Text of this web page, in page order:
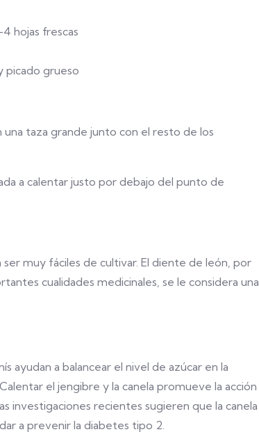
hojas frescas
picado grueso
taza grande junto con el resto de los
a calentar justo por debajo del punto de
muy fáciles de cultivar. El diente de león, por
cualidades medicinales, se le considera una
ayudan a balancear el nivel de azúcar en la
el jengibre y la canela promueve la acción
investigaciones recientes sugieren que la canela
a prevenir la diabetes tipo 2.